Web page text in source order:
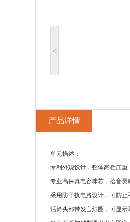
<
产品详情
单元描述：
专利外观设计，整体高档庄重
专业高保真电容咪芯，拾音灵
采用防干扰电路设计，可防止
话筒头部带发言灯圈，可显示